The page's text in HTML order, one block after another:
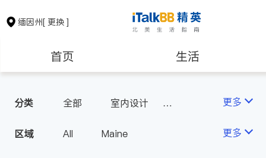
缅因州[ 更换 ]
首页 生活
房地产租售
分类 全部
室内设计
更多
区域 All Maine 更多